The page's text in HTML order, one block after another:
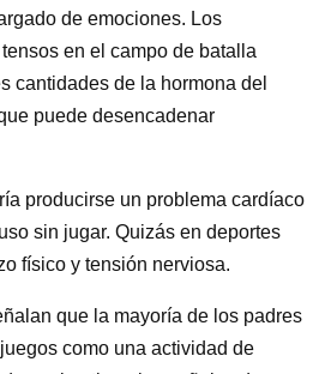
de emociones. Los
en el campo de batalla
cantidades de la hormona del
puede desencadenar
producirse un problema cardíaco
sin jugar. Quizás en deportes
físico y tensión nerviosa.
que la mayoría de los padres
como una actividad de